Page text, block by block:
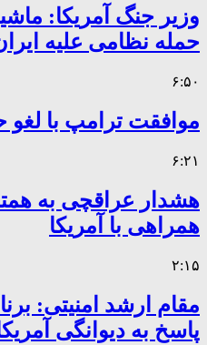
وزیر جنگ آمریکا:
حمله نظامی علیه
۶:۵۰
موافقت ترامپ با لغو
۶:۲۱
هشدار عراقچی به
همراهی با آمریکا
۲:۱۵
مقام ارشد امنیتی:
پاسخ به دیوانگی